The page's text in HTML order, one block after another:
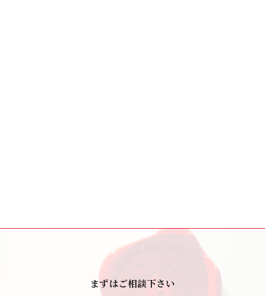
まずはご相談下さい